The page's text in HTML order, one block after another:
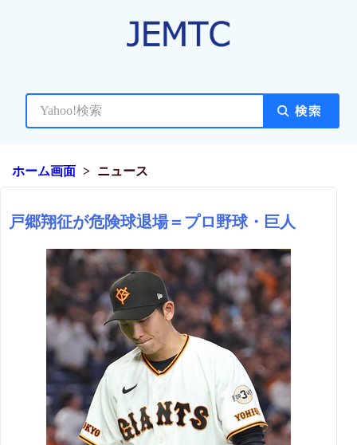
ホーム画面 ニュース
戸郷翔征が危険球退場＝プロ野球・巨人